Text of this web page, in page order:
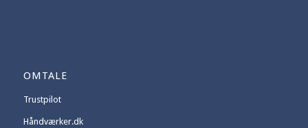
OMTALE
Trustpilot
Håndværker.dk